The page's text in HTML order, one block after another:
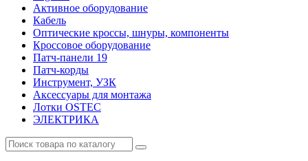
Активное оборудование
Кабель
Оптические кроссы, шнуры, компоненты
Кроссовое оборудование
Патч-панели 19
Патч-корды
Инструмент, УЗК
Аксессуары для монтажа
Лотки OSTEC
ЭЛЕКТРИКА